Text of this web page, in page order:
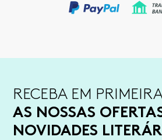
RECEBA EM
AS NOSSAS
NOVIDADES